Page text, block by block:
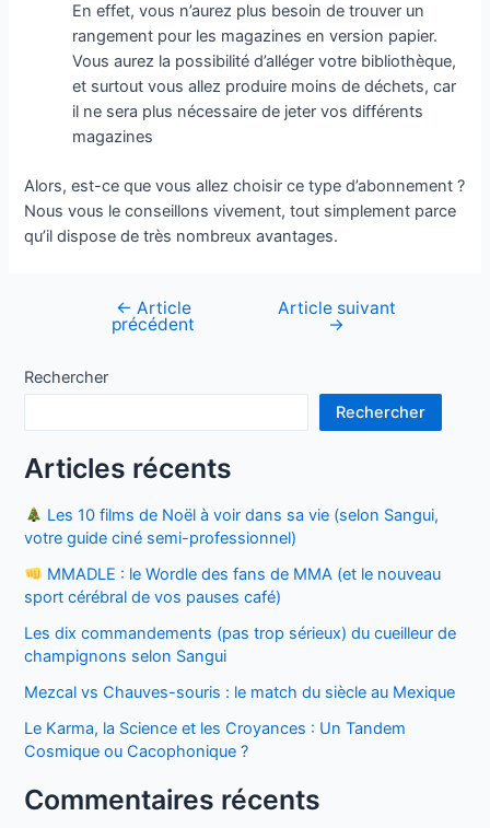
En effet, vous n’aurez plus besoin de trouver un
rangement pour les magazines en version papier.
Vous aurez la possibilité d’alléger votre bibliothèque,
et surtout vous allez produire moins de déchets, car
il ne sera plus nécessaire de jeter vos différents
magazines
Alors, est-ce que vous allez choisir ce type d’abonnement ?
Nous vous le conseillons vivement, tout simplement parce
qu’il dispose de très nombreux avantages.
Navigation
← Article
précédent
Article suivant
→
Rechercher
Rechercher
Articles récents
Les 10 films de Noël à voir dans sa vie (selon Sangui,
votre guide ciné semi-professionnel)
MMADLE : le Wordle des fans de MMA (et le nouveau
sport cérébral de vos pauses café)
Les dix commandements (pas trop sérieux) du cueilleur de
champignons selon Sangui
Mezcal vs Chauves-souris : le match du siècle au Mexique
Le Karma, la Science et les Croyances : Un Tandem
Cosmique ou Cacophonique ?
Commentaires récents